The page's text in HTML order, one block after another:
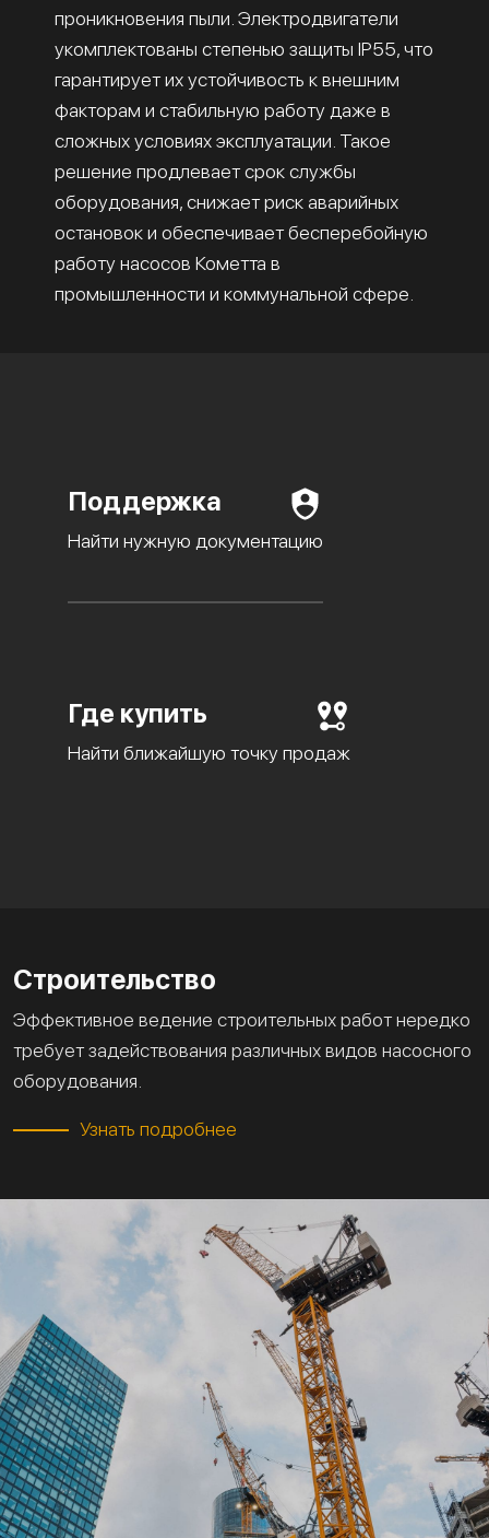
проникновения пыли. Электродвигатели
укомплектованы степенью защиты IP55, что
гарантирует их устойчивость к внешним
факторам и стабильную работу даже в
сложных условиях эксплуатации. Такое
решение продлевает срок службы
оборудования, снижает риск аварийных
остановок и обеспечивает бесперебойную
работу насосов Кометта в
промышленности и коммунальной сфере.
Поддержка
Найти нужную документацию
Где купить
Найти ближайшую точку продаж
Строительство
Эффективное ведение строительных работ нередко
требует задействования различных видов насосного
оборудования.
Узнать подробнее